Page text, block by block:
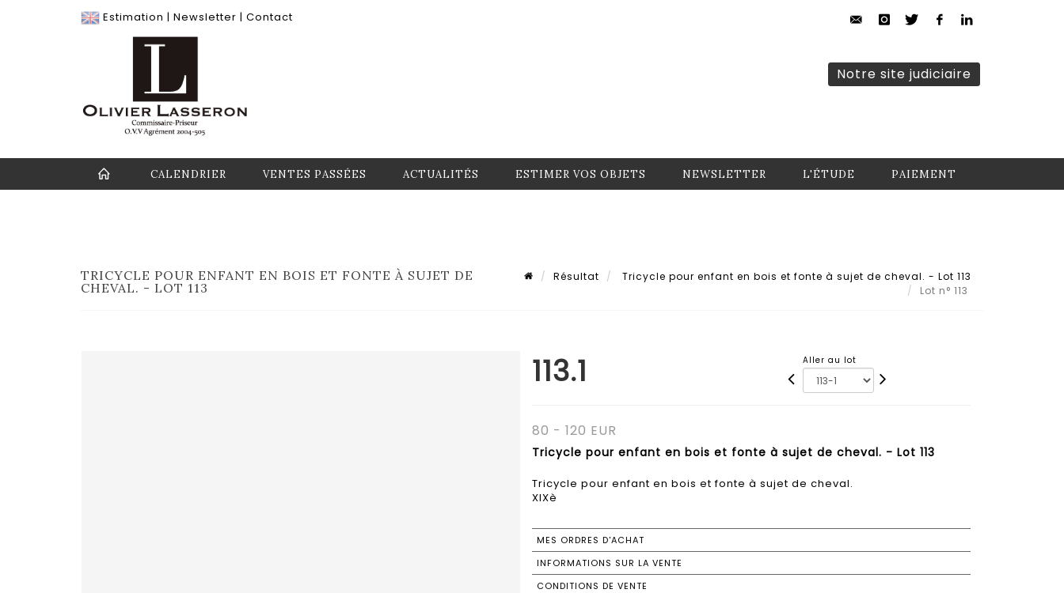
Estimation | Newsletter | Contact
Notre site judiciaire
CALENDRIER VENTES PASSÉES ACTUALITÉS ESTIMER VOS OBJETS NEWSLETTER L'ÉTUDE PAIEMENT
TRICYCLE POUR ENFANT EN BOIS ET FONTE À SUJET DE
CHEVAL. - LOT 113
Résultat
Tricycle pour enfant en bois et fonte à sujet de cheval. - Lot 113
Lot n° 113
113.1 Aller au lot
80 - 120 EUR
Tricycle pour enfant en bois et fonte à sujet de cheval. - Lot 113
Tricycle pour enfant en bois et fonte à sujet de cheval.
XIXè
MES ORDRES D'ACHAT
INFORMATIONS SUR LA VENTE
CONDITIONS DE VENTE